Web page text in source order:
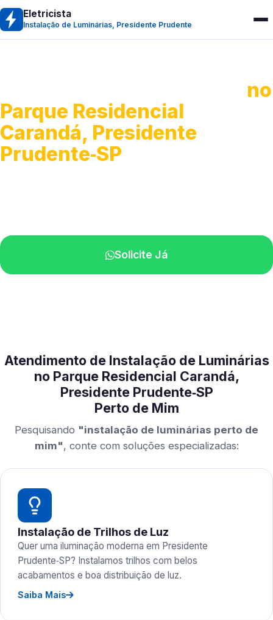
Eletricista
Instalação de Luminárias, Presidente Prudente
no
Parque Residencial
Carandá, Presidente
Prudente‑SP
Solicite Já
Atendimento de Instalação de Luminárias
no Parque Residencial Carandá,
Presidente Prudente‑SP
Perto de Mim
Pesquisando "instalação de luminárias perto de
mim", conte com soluções especializadas:
Instalação de Trilhos de Luz
Quer uma iluminação moderna em Presidente
Prudente‑SP? Instalamos trilhos com belos
acabamentos e boa distribuição de luz.
Saiba Mais